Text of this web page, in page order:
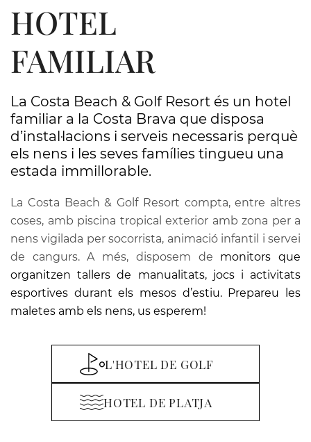
HOTEL
FAMILIAR
La Costa Beach & Golf Resort és un hotel
familiar a la Costa Brava que disposa
d’instal·lacions i serveis necessaris perquè
els nens i les seves famílies tingueu una
estada immillorable.
La Costa Beach & Golf Resort compta, entre altres
coses, amb piscina tropical exterior amb zona per a
nens vigilada per socorrista, animació infantil i servei
de cangurs. A més, disposem de monitors que
organitzen tallers de manualitats, jocs i activitats
esportives durant els mesos d’estiu. Prepareu les
maletes amb els nens, us esperem!
L'HOTEL DE GOLF
HOTEL DE PLATJA